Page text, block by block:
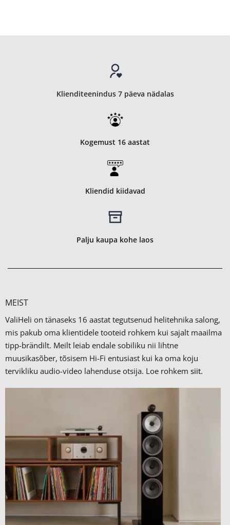
Klienditeenindus 7 päeva nädalas
Kogemust 16 aastat
Kliendid kiidavad
Palju kaupa kohe laos
MEIST
ValiHeli on tänaseks 16 aastat tegutsenud helitehnika salong,
mis pakub oma klientidele tooteid rohkem kui sajalt maailma
tipp-brändilt. Meilt leiab endale sobiliku nii lihtne
muusikasõber, tõsisem Hi-Fi entusiast kui ka oma koju
tervikliku audio-video lahenduse otsija. Loe rohkem siit.